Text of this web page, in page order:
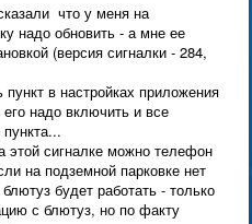
что у меня на
надо обновить - а мне ее
(версия сигналки - 284,
в настройках приложения
надо включить и все
этой сигналке можно телефон
на подземной парковке нет
будет работать - только
с блютуз, но по факту